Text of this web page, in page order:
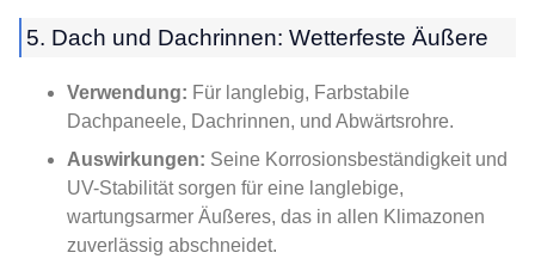
5. Dach und Dachrinnen: Wetterfeste Äußere
Verwendung: Für langlebig, Farbstabile
Dachpaneele, Dachrinnen, und Abwärtsrohre.
Auswirkungen: Seine Korrosionsbeständigkeit und
UV-Stabilität sorgen für eine langlebige,
wartungsarmer Äußeres, das in allen Klimazonen
zuverlässig abschneidet.